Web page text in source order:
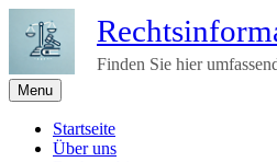
content
Finden Sie hier
Menu
Startseite
Über uns